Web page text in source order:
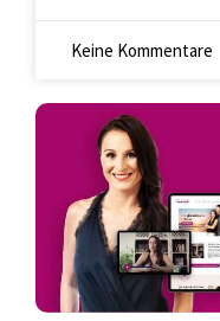
Keine Kommentare